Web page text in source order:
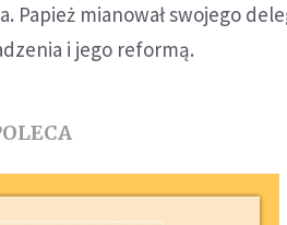
Papież mianował swojego
i jego reformą.